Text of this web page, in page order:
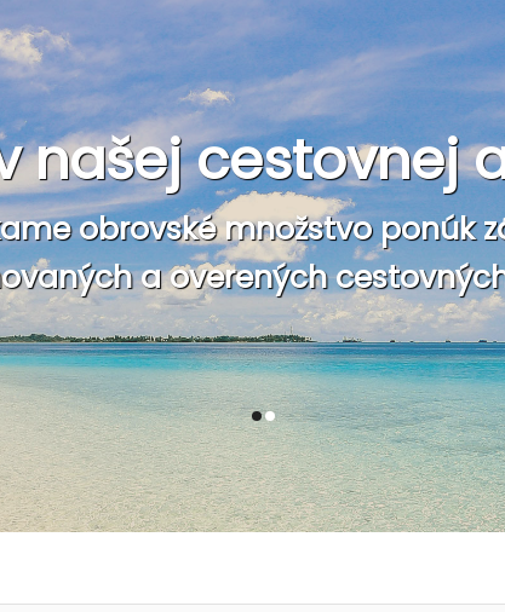
našej cestovnej
obrovské množstvo ponúk
a overených
1 2